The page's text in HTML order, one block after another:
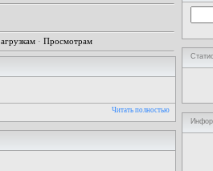
· Просмотрам
Читать полностью